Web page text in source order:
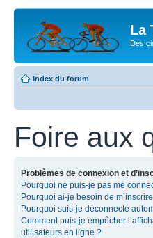
La
Des
Index du forum
Foire aux
Problèmes de connexion et
Pourquoi ne puis-je pas me
Pourquoi ai-je besoin de
Pourquoi suis-je déconnecté
Comment puis-je empêcher
utilisateurs en ligne ?